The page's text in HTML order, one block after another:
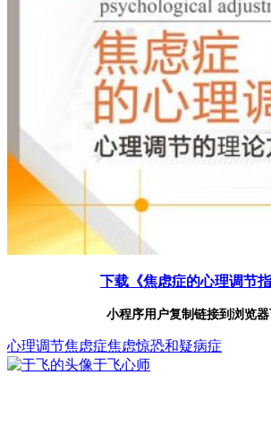
下载《焦虑症的心理调节指
小程序用户复制链接到浏览
心理调节焦虑症焦虑惊恐和疑病症
于飞心师